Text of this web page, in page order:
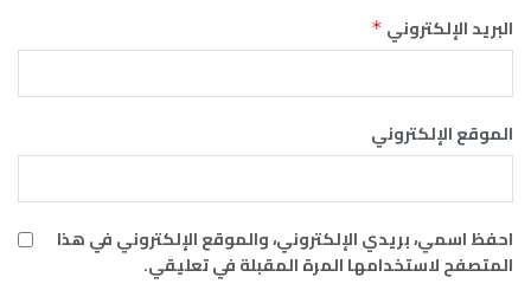
البريد الإلكتروني *
الموقع الإلكتروني
احفظ اسمي، بريدي الإلكتروني، والموقع الإلكتروني في هذا
المتصفح لاستخدامها المرة المقبلة في تعليقي.